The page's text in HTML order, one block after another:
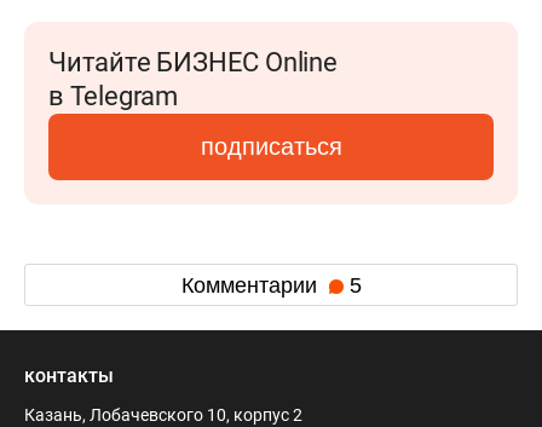
Читайте БИЗНЕС Online
в Telegram
подписаться
Комментарии 5
контакты
Казань, Лобачевского 10, корпус 2